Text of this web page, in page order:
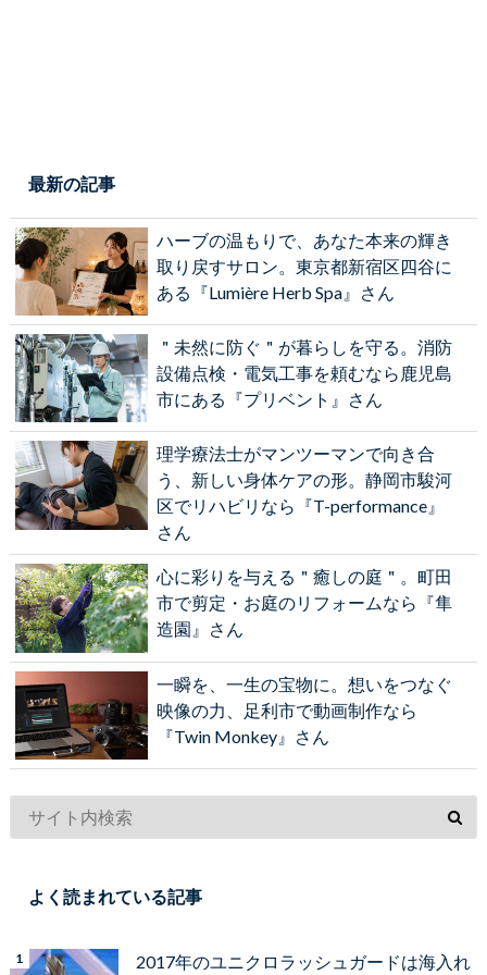
最新の記事
ハーブの温もりで、あなた本来の輝き
取り戻すサロン。東京都新宿区四谷に
ある『Lumière Herb Spa』さん
＂未然に防ぐ＂が暮らしを守る。消防
設備点検・電気工事を頼むなら鹿児島
市にある『プリベント』さん
理学療法士がマンツーマンで向き合
う、新しい身体ケアの形。静岡市駿河
区でリハビリなら『T-performance』
さん
心に彩りを与える＂癒しの庭＂。町田
市で剪定・お庭のリフォームなら『隼
造園』さん
一瞬を、一生の宝物に。想いをつなぐ
映像の力、足利市で動画制作なら
『Twin Monkey』さん
よく読まれている記事
2017年のユニクロラッシュガードは海入れ